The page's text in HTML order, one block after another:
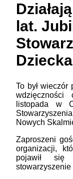
lat.
To był wieczór
listopada w
Nowych
Zaproszeni
organizacji,
pojawił się
stowarzyszenie